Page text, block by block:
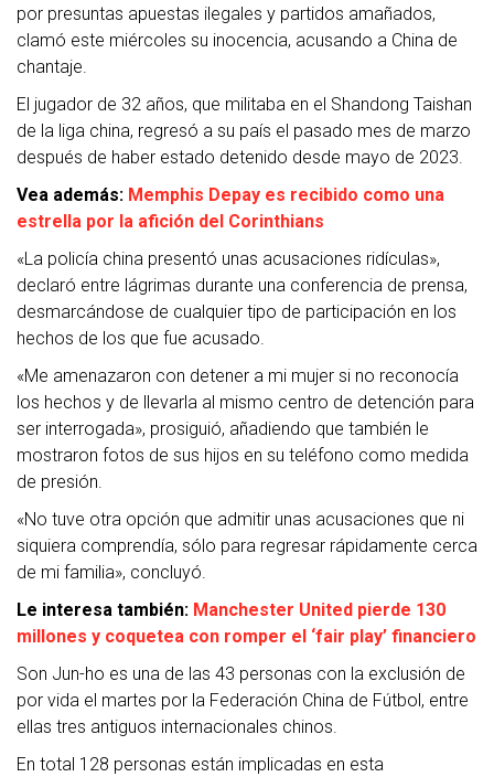
por presuntas apuestas ilegales y partidos amañados,
clamó este miércoles su inocencia, acusando a China de
chantaje.
El jugador de 32 años, que militaba en el Shandong Taishan
de la liga china, regresó a su país el pasado mes de marzo
después de haber estado detenido desde mayo de 2023.
Vea además: Memphis Depay es recibido como una
estrella por la afición del Corinthians
«La policía china presentó unas acusaciones ridículas»,
declaró entre lágrimas durante una conferencia de prensa,
desmarcándose de cualquier tipo de participación en los
hechos de los que fue acusado.
«Me amenazaron con detener a mi mujer si no reconocía
los hechos y de llevarla al mismo centro de detención para
ser interrogada», prosiguió, añadiendo que también le
mostraron fotos de sus hijos en su teléfono como medida
de presión.
«No tuve otra opción que admitir unas acusaciones que ni
siquiera comprendía, sólo para regresar rápidamente cerca
de mi familia», concluyó.
Le interesa también: Manchester United pierde 130
millones y coquetea con romper el ‘fair play’ financiero
Son Jun-ho es una de las 43 personas con la exclusión de
por vida el martes por la Federación China de Fútbol, entre
ellas tres antiguos internacionales chinos.
En total 128 personas están implicadas en esta